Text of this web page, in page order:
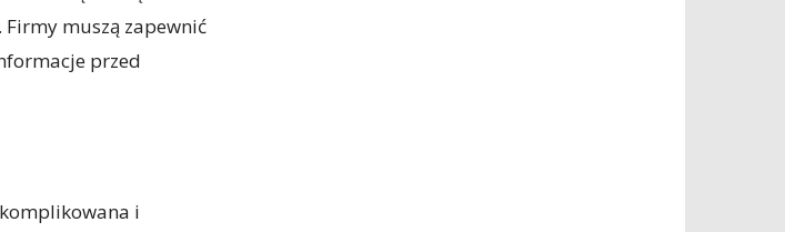
muszą zapewnić
przed
i